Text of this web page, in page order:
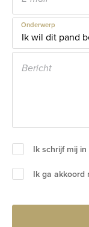
Onderwerp
Ik schrijf mij
Ik ga akkoord